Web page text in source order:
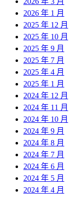
2026 年 1 月
2025 年 12 月
2025 年 10 月
2025 年 9 月
2025 年 7 月
2025 年 4 月
2025 年 1 月
2024 年 12 月
2024 年 11 月
2024 年 10 月
2024 年 9 月
2024 年 8 月
2024 年 7 月
2024 年 6 月
2024 年 5 月
2024 年 4 月